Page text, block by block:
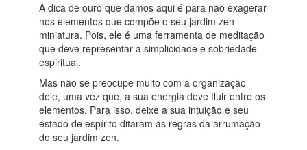
A dica de ouro que damos aqui é para não exagerar
nos elementos que compõe o seu jardim zen
miniatura. Pois, ele é uma ferramenta de meditação
que deve representar a simplicidade e sobriedade
espiritual.
Mas não se preocupe muito com a organização
dele, uma vez que, a sua energia deve fluir entre os
elementos. Para isso, deixe a sua intuição e seu
estado de espírito ditaram as regras da arrumação
do seu jardim zen.